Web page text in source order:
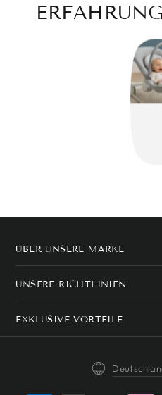
ÜBER UNSERE MARKE
UNSERE RICHTLINIEN
EXKLUSIVE VORTEILE
Land/Region